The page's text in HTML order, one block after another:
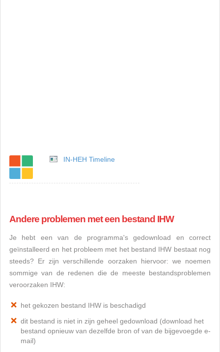
IN-HEH Timeline
Andere problemen met een bestand IHW
Je hebt een van de programma's gedownload en correct
geïnstalleerd en het probleem met het bestand IHW bestaat nog
steeds? Er zijn verschillende oorzaken hiervoor: we noemen
sommige van de redenen die de meeste bestandsproblemen
veroorzaken IHW:
het gekozen bestand IHW is beschadigd
dit bestand is niet in zijn geheel gedownload (download het
bestand opnieuw van dezelfde bron of van de bijgevoegde e-
mail)